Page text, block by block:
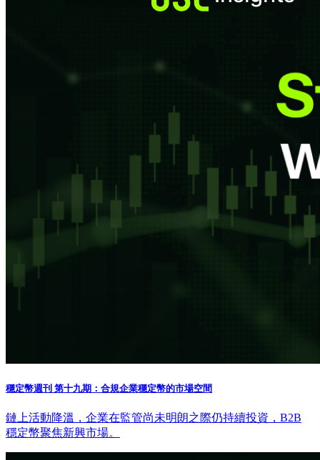
穩定幣週刊 第十九期：合規企業穩定幣的市場空間
鏈上活動降溫，企業在監管尚未明朗之際仍持續投資，B2B
穩定幣聚焦新興市場。